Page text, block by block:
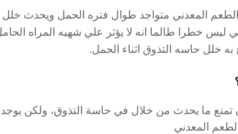
المعدني متواجد طوال فتره الحمل ويحدث خلل
ليس خطرا طالما انه لا يؤثر علي شهيه المراه
خلل حاسه التذوق اثناء الحمل.
ما يحدث من خلال في حاسة التذوق، ولكن يوجد
المعدني